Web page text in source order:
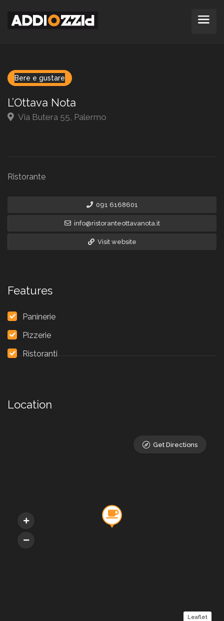
Bere e gustare
L’Ottava Nota
Via Butera 55, Palermo
Ristorante
091 6168601
info@ristoranteottavanota.it
Visit website
Features
Paninerie
Pizzerie
Ristoranti
Location
Leaflet
Get Directions